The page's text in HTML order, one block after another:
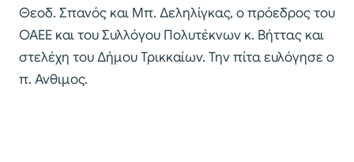
Θεοδ. Σπανός και Μπ. Δεληλίγκας, ο πρόεδρος του
ΟΑΕΕ και του Συλλόγου Πολυτέκνων κ. Βήττας και
στελέχη του Δήμου Τρικκαίων. Την πίτα ευλόγησε ο
π. Ανθιμος.